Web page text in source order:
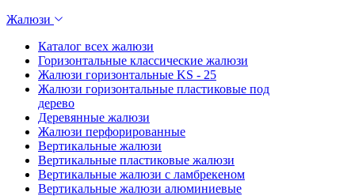
Жалюзи
Каталог всех жалюзи
Горизонтальные классические жалюзи
Жалюзи горизонтальные KS - 25
Жалюзи горизонтальные пластиковые под
дерево
Деревянные жалюзи
Жалюзи перфорированные
Вертикальные жалюзи
Вертикальные пластиковые жалюзи
Вертикальные жалюзи с ламбрекеном
Вертикальные жалюзи алюминиевые